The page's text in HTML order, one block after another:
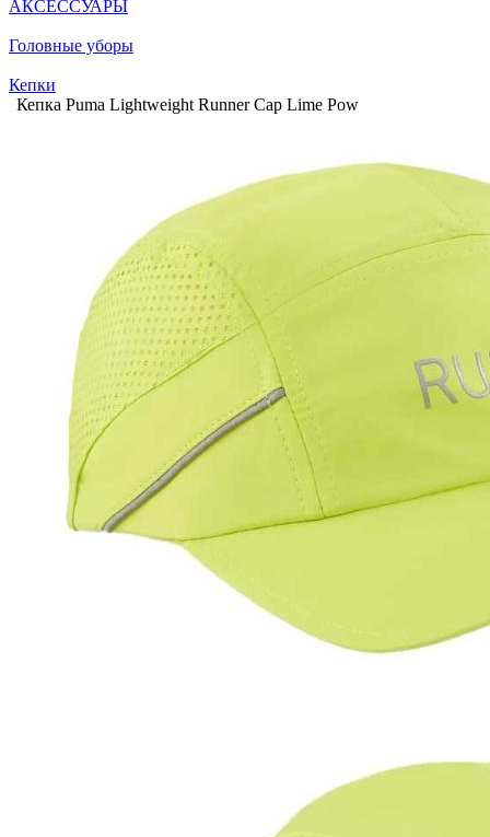
АКСЕССУАРЫ
Головные уборы
Кепки
Кепка Puma Lightweight Runner Cap Lime Pow